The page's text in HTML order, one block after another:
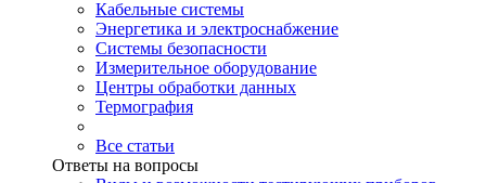
Кабельные системы
Энергетика и электроснабжение
Системы безопасности
Измерительное оборудование
Центры обработки данных
Термография
Все статьи
Ответы на вопросы